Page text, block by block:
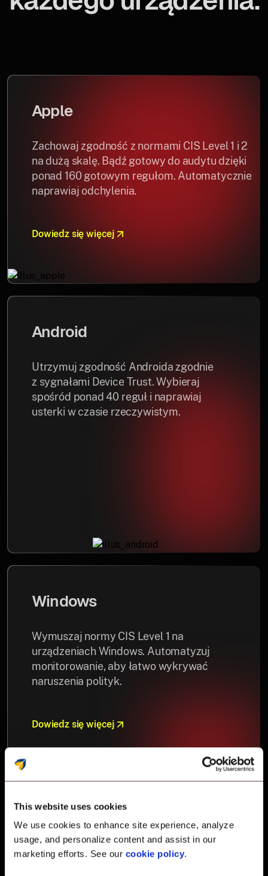
This website uses cookies
We use cookies to enhance site experience, analyze
usage, and personalize content and assist in our
marketing efforts. See our cookie policy.
Apple
Zachowaj zgodność z normami CIS Level 1 i 2
na dużą skalę. Bądź gotowy do audytu dzięki
ponad 160 gotowym regułom. Automatycznie
naprawiaj odchylenia.
Dowiedz się więcej
Android
Utrzymuj zgodność Androida zgodnie
z sygnałami Device Trust. Wybieraj
spośród ponad 40 reguł i naprawiaj
usterki w czasie rzeczywistym.
Windows
Wymuszaj normy CIS Level 1 na
urządzeniach Windows. Automatyzuj
monitorowanie, aby łatwo wykrywać
naruszenia polityk.
Dowiedz się więcej